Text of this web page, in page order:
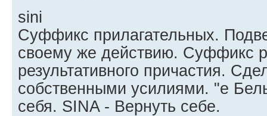
sini
Суффикс прилагательных.
своему же действию. Суффикс
результативного причастия.
собственными усилиями. "e
себя. SINA - Вернуть себе.